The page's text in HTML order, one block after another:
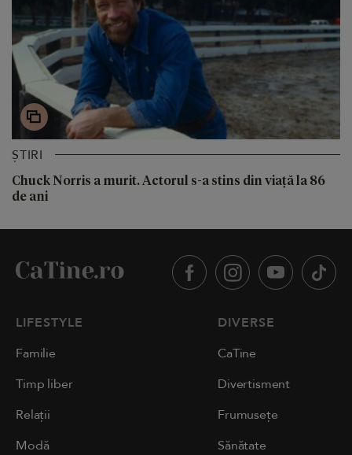
ȘTIRI
Chuck Norris a murit. Actorul s-a stins din viață la 86
de ani
LIFESTYLE
Familie
Timp liber
Relații
Modă
DIVERSE
CaTine
Divertisment
Frumusețe
Sănătate